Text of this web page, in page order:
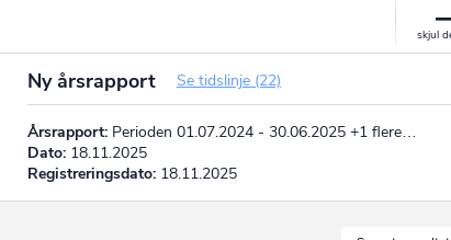
Ny årsrapport Se tidslinje (22)
Årsrapport:Perioden 01.07.2024 - 30.06.2025 +1 flere…
Dato:18.11.2025
Registreringsdato:18.11.2025